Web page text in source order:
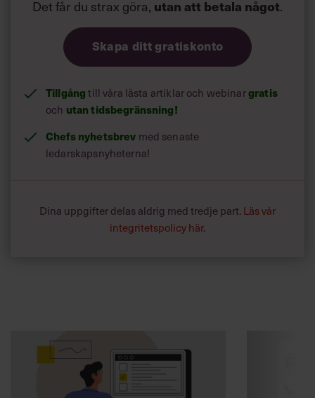
Det får du strax göra, utan att betala något.
Skapa ditt gratiskonto
Tillgångtill våra låsta artiklar och webinargratis
och utan tidsbegränsning!
Chefs nyhetsbrev med senaste
ledarskapsnyheterna!
Dina uppgifter delas aldrig med tredje part. Läs vår
integritetspolicy här.